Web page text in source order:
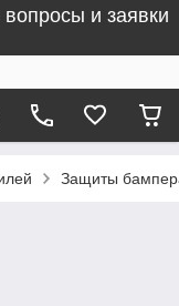
и заявки
Защиты